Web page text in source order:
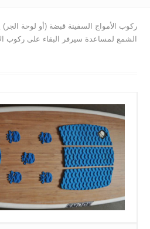
ركوب الأمواج السفينة قبضة (أو لوحة
الشمع لمساعدة سيرفر البقاء على ركوب